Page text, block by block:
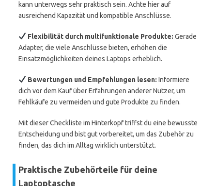
kann unterwegs sehr praktisch sein. Achte hier auf
ausreichend Kapazität und kompatible Anschlüsse.
Flexibilität durch multifunktionale Produkte: Gerade
Adapter, die viele Anschlüsse bieten, erhöhen die
Einsatzmöglichkeiten deines Laptops erheblich.
Bewertungen und Empfehlungen lesen: Informiere
dich vor dem Kauf über Erfahrungen anderer Nutzer, um
Fehlkäufe zu vermeiden und gute Produkte zu finden.
Mit dieser Checkliste im Hinterkopf triffst du eine bewusste
Entscheidung und bist gut vorbereitet, um das Zubehör zu
finden, das dich im Alltag wirklich unterstützt.
Praktische Zubehörteile für deine
Laptoptasche